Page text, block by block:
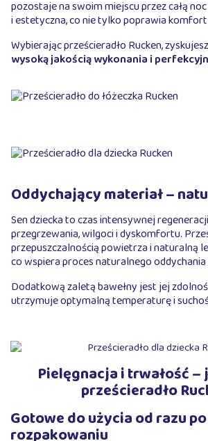
pozostaje na swoim miejscu przez całą
i estetyczna, co nie tylko poprawia komfort
Wybierając prześcieradło Rucken,
wysoką jakością wykonania i
Oddychający materiał –
Sen dziecka to czas intensywnej
przegrzewania, wilgoci i dyskomfortu.
przepuszczalnością powietrza i naturalną
co wspiera proces naturalnego
Dodatkową zaletą bawełny jest jej
utrzymuje optymalną temperaturę i
Pielęgnacja i trwałość –
prześcieradło
Gotowe do użycia od razu po
rozpakowaniu